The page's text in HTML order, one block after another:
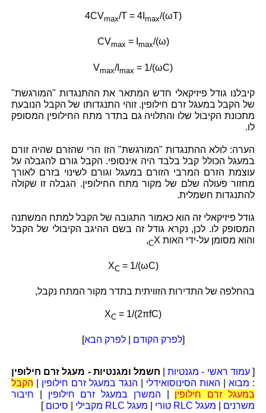
4CVmax/T = 4I max/(ωT)
CVmax = I max/(ω)
Vmax/I max = 1/(ωC)
קיבלנו גודל פיזיקאלי חדש המתאר את ההתנגדות "המורגשת"
של הקבל במעגל זרם חילופין. זוהי התנגדותו של הקבל הנובעת
מתכונת הקיבול שלו והתלויה גם בתדר מתח החילופין המסופק
לו.
הערה: לולא ההתנגדות "המורגשת" הזו הרי שהזרם שהיה זורם
במעגל הכולל קבל בלבד היה אינסופי. הקבל גורם להגבלה על
עוצמת הזרם המרבי הזורם במעגל וגורם לשינוי בזרם לאורך
מחזור פעולה שלם של מקור מתח החילופין. הגבלה זו שקולה
להתנגדות חשמלית.
גודל פיזיקאלי זה הוא כאמור התגובה של הקבל למתח המשתנה
המסופק לו. לכן, נקרא גודל זה בשם ההיגב הקיבולי של הקבל
והוא מסומן על-ידי האות X
C
,
XC= 1/(ωC)
בהחלפה של התדירות הזוויתית בתדר מקור המתח נקבל,
XC = 1/(2πfC)
[לפרק הקודם |לפרק הבא]
[עמוד ראשי - מגנטיות| חשמל ומגנטיות - מעגל זרם חילופין
: מבוא האות הסינוסואידלי הנגד במעגל זרם חילופין
הקבל
במעגל זרם חילופין
המשרן במעגל זרם חילופין
חיבור
משרנים
מעגל RLC טורי מעגל RLC מקבילי סיכום ]